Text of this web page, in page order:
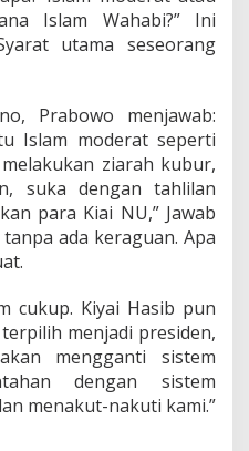
Islam Wahabi?” Ini
utama seseorang
Prabowo menjawab:
Islam moderat seperti
ziarah kubur,
suka dengan tahlilan
para Kiai NU,” Jawab
ada keraguan. Apa
cukup. Kiyai Hasib pun
menjadi presiden,
mengganti sistem
dengan sistem
menakut-nakuti kami.”